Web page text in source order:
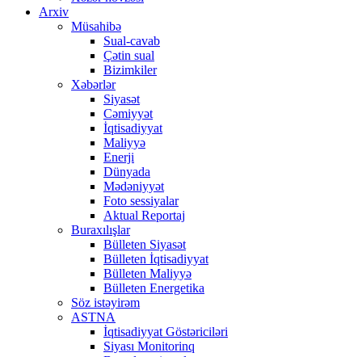
Arxiv
Müsahibə
Sual-cavab
Çətin sual
Bizimkiler
Xəbərlər
Siyasət
Cəmiyyət
İqtisadiyyat
Maliyyə
Enerji
Dünyada
Mədəniyyət
Foto sessiyalar
Aktual Reportaj
Buraxılışlar
Bülleten Siyasət
Bülleten İqtisadiyyat
Bülleten Maliyyə
Bülleten Energetika
Söz istəyirəm
ASTNA
İqtisadiyyat Göstəriciləri
Siyası Monitorinq